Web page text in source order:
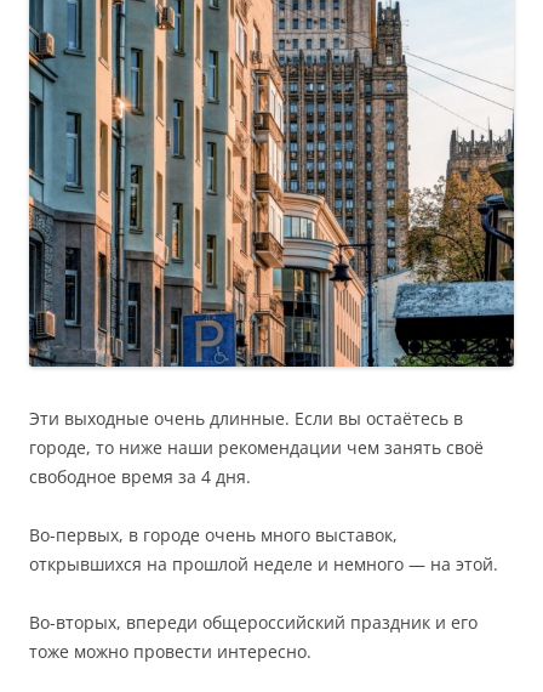
Эти выходные очень длинные. Если вы остаётесь в
городе, то ниже наши рекомендации чем занять своё
свободное время за 4 дня.
Во-первых, в городе очень много выставок,
открывшихся на прошлой неделе и немного — на этой.
Во-вторых, впереди общероссийский праздник и его
тоже можно провести интересно.